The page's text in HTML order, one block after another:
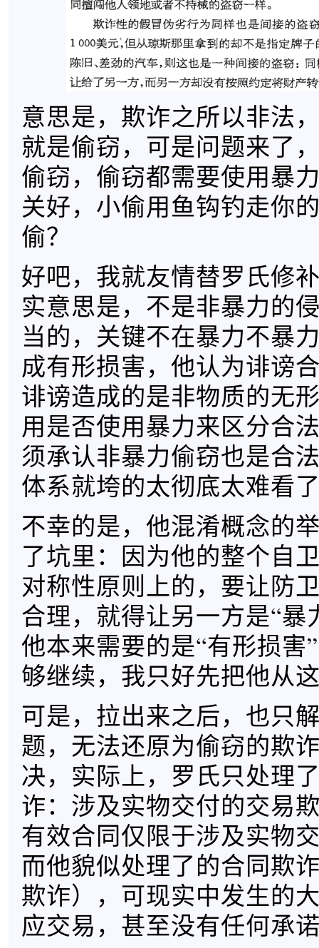
意思是，欺诈之所以非法
就是偷窃，可是问题来了
偷窃，偷窃都需要使用暴
关好，小偷用鱼钩钓走你
偷？
好吧，我就友情替罗氏修
实意思是，不是非暴力的
当的，关键不在暴力不暴
成有形损害，他认为诽谤
诽谤造成的是非物质的无
用是否使用暴力来区分合
须承认非暴力偷窃也是合
体系就垮的太彻底太难看
不幸的是，他混淆概念的
了坑里：因为他的整个自
对称性原则上的，要让防
合理，就得让另一方是“暴
他本来需要的是“有形损害
够继续，我只好先把他从
可是，拉出来之后，也只
题，无法还原为偷窃的欺
决，实际上，罗氏只处理
诈：涉及实物交付的交易
有效合同仅限于涉及实物
而他貌似处理了的合同欺
欺诈），可现实中发生的
应交易，甚至没有任何承